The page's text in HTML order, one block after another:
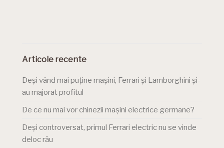
Articole recente
Deși vând mai puține mașini, Ferrari și Lamborghini și-
au majorat profitul
De ce nu mai vor chinezii mașini electrice germane?
Deși controversat, primul Ferrari electric nu se vinde
deloc rău